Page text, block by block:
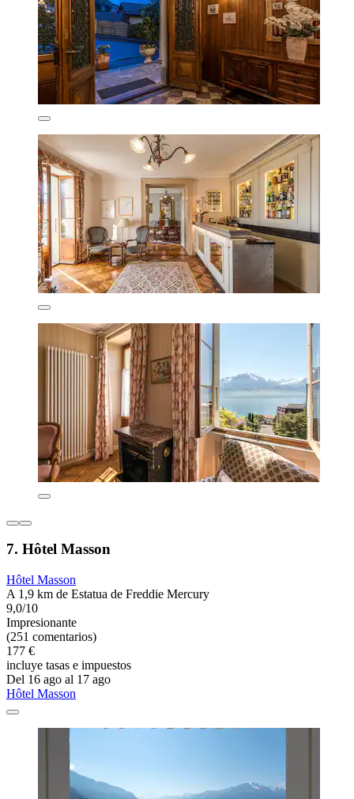
7. Hôtel Masson
Hôtel Masson
A 1,9 km de Estatua de Freddie Mercury
9,0/10
Impresionante
(251 comentarios)
177 €
incluye tasas e impuestos
Del 16 ago al 17 ago
Hôtel Masson